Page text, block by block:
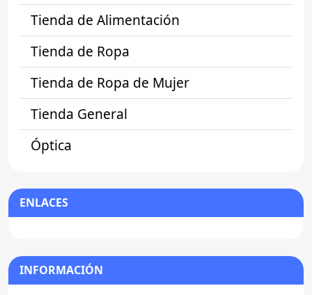
Tienda de Alimentación
Tienda de Ropa
Tienda de Ropa de Mujer
Tienda General
Óptica
ENLACES
INFORMACIÓN